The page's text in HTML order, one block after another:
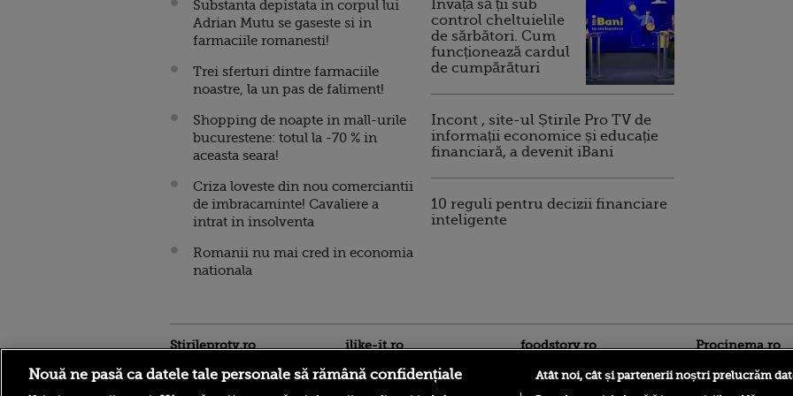
Substanta depistata in corpul lui
Adrian Mutu se gaseste si in
farmaciile romanesti!
Trei sferturi dintre farmaciile
noastre, la un pas de faliment!
Shopping de noapte in mall-urile
bucurestene: totul la -70 % in
aceasta seara!
Criza loveste din nou comerciantii
de imbracaminte! Cavaliere a
intrat in insolventa
Romanii nu mai cred in economia
nationala
Invață să ții sub
control cheltuielile
de sărbători. Cum
funcționează cardul
de cumpărături
Incont , site-ul Știrile Pro TV de
informații economice și educație
financiară, a devenit iBani
10 reguli pentru decizii financiare
inteligente
Stirileprotv.ro ilike-it.ro foodstory.ro Procinema.ro
Nouă ne pasă ca datele tale personale să rămână confidențiale Atât noi, cât și partenerii noștri prelucrăm